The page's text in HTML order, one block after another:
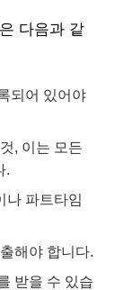
다음과 같
되어 있어야
, 이는 모든
.
나 파트타임
해야 합니다.
받을 수 있습